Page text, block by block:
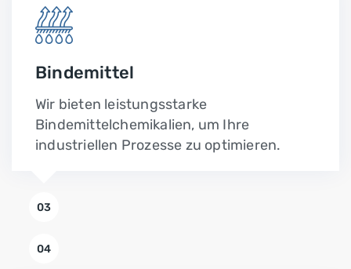
03
Bindemittel
Wir bieten leistungsstarke
Bindemittelchemikalien, um Ihre
industriellen Prozesse zu optimieren.
04